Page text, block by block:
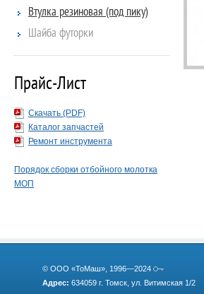
Втулка резиновая (под пику)
Шайба футорки
Прайс-Лист
Скачать (PDF)
Каталог запчастей
Ремонт инструмента
Порядок сборки отбойного молотка
МОП
© ООО «ТоМаш», 1996—2024
Адрес: 634059 г. Томск, ул. Витимская 1/2